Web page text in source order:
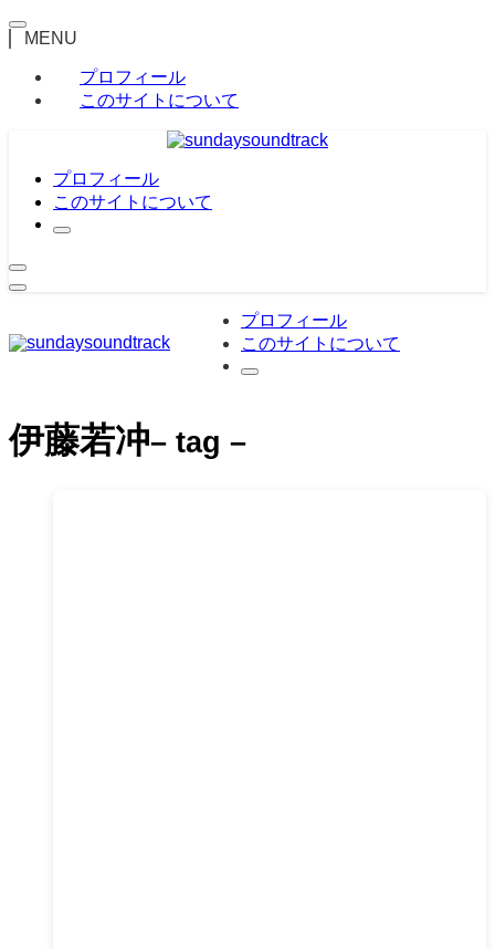
MENU
プロフィール
このサイトについて
プロフィール
このサイトについて
プロフィール
このサイトについて
伊藤若冲– tag –